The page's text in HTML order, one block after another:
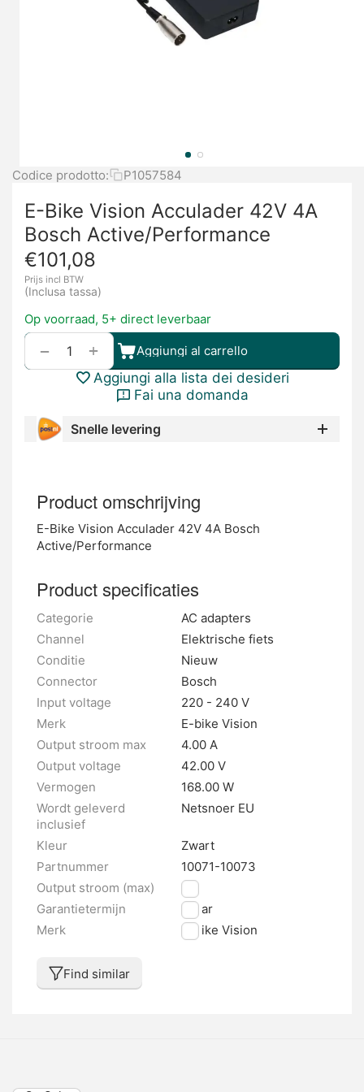
Codice prodotto: P1057584
E-Bike Vision Acculader 42V 4A
Bosch Active/Performance
€101,08
Prijs incl BTW
(Inclusa tassa)
Op voorraad, 5+ direct leverbaar
+
− Aggiungi al carrello
Aggiungi alla lista dei desideri
Fai una domanda
Snelle levering
Product omschrijving
E-Bike Vision Acculader 42V 4A Bosch
Active/Performance
Product specificaties
Categorie
AC adapters
Channel
Elektrische fiets
Conditie
Nieuw
Connector
Bosch
Input voltage
220 - 240 V
Merk
E-bike Vision
Output stroom max
4.00 A
Output voltage
42.00 V
Vermogen
168.00 W
Wordt geleverd
inclusief
Netsnoer EU
Kleur
Zwart
Partnummer
10071-10073
Output stroom (max)
4 A
Garantietermijn
2 jaar
Merk
E-bike Vision
Find similar